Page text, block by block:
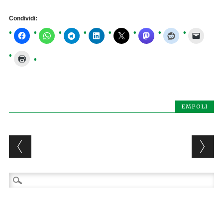
Condividi:
EMPOLI
Post navigation
Ricerca
per: